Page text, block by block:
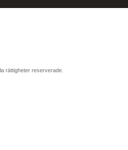
rättigheter reserverade.